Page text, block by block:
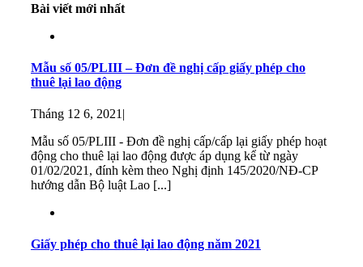
Bài viết mới nhất
Mẫu số 05/PLIII – Đơn đề nghị cấp giấy phép cho
thuê lại lao động
Tháng 12 6, 2021 |
Mẫu số 05/PLIII - Đơn đề nghị cấp/cấp lại giấy phép hoạt
động cho thuê lại lao động được áp dụng kể từ ngày
01/02/2021, đính kèm theo Nghị định 145/2020/NĐ-CP
hướng dẫn Bộ luật Lao [...]
Giấy phép cho thuê lại lao động năm 2021